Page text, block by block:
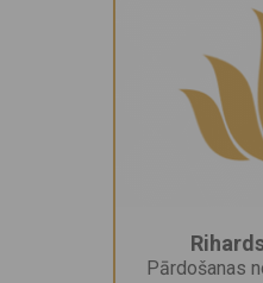
Pārdošanas